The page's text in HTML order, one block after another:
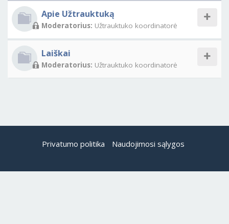
Apie Užtrauktuką
Moderatorius: Užtrauktuko koordinatorė
Laiškai
Moderatorius: Užtrauktuko koordinatorė
Privatumo politika Naudojimosi sąlygos